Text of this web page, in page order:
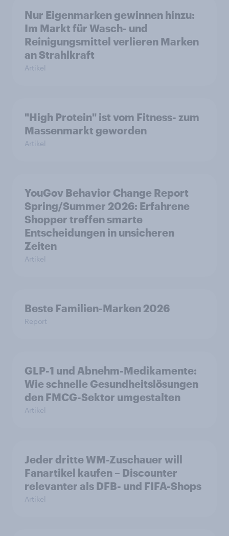
Nur Eigenmarken gewinnen hinzu:
Im Markt für Wasch- und
Reinigungsmittel verlieren Marken
an Strahlkraft
Artikel
"High Protein" ist vom Fitness- zum
Massenmarkt geworden
Artikel
YouGov Behavior Change Report
Spring/Summer 2026: Erfahrene
Shopper treffen smarte
Entscheidungen in unsicheren
Zeiten
Artikel
Beste Familien-Marken 2026
Report
GLP-1 und Abnehm-Medikamente:
Wie schnelle Gesundheitslösungen
den FMCG-Sektor umgestalten
Artikel
Jeder dritte WM-Zuschauer will
Fanartikel kaufen – Discounter
relevanter als DFB- und FIFA-Shops
Artikel